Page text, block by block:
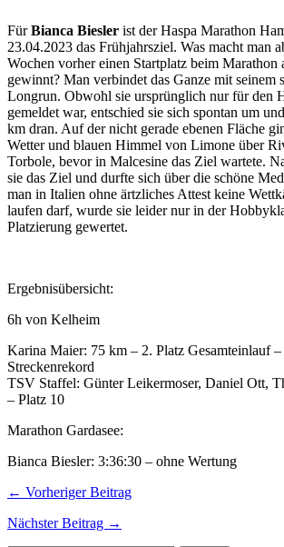
FürBianca Biesler ist der Haspa Marathon
23.04.2023 das Frühjahrsziel. Was macht man
Wochen vorher einen Startplatz beim Marathon
gewinnt? Man verbindet das Ganze mit seinem
Longrun. Obwohl sie ursprünglich nur für den
gemeldet war, entschied sie sich spontan um
km dran. Auf der nicht gerade ebenen Fläche
Wetter und blauen Himmel von Limone über
Torbole, bevor in Malcesine das Ziel wartete.
sie das Ziel und durfte sich über die schöne
man in Italien ohne ärtzliches Attest keine
laufen darf, wurde sie leider nur in der
Platzierung gewertet.
Ergebnisübersicht:
6h von Kelheim
Karina Maier: 75 km – 2. Platz Gesamteinlauf
Streckenrekord
TSV Staffel: Günter Leikermoser, Daniel Ott,
– Platz 10
Marathon Gardasee:
Bianca Biesler: 3:36:30 – ohne Wertung
← Vorheriger Beitrag
Nächster Beitrag →